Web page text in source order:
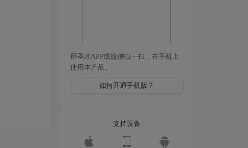
用圣才APP或微信扫一扫，在手机上
使用本产品。
如何开通手机版？
支持设备